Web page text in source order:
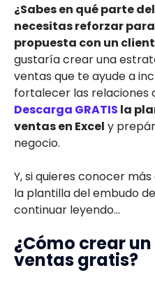
¿Sabes en qué parte
necesitas reforzar
propuesta con un
gustaría crear una
ventas que te ayude a
fortalecer las relaciones
Descarga GRATIS la
ventas en Excel y
negocio.
Y, si quieres conocer
la plantilla del embudo
continuar leyendo…
¿Cómo crear
ventas gratis?